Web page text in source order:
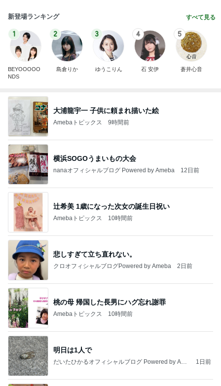
新登場ランキング すべて見る
1
BEYOOOOO
NDS
2
島倉りか
3
ゆうこりん
4
石 安伊
5
蒼井心音
大浦龍宇一 子供に頼まれ描いた絵
Amebaトピックス 9時間前
横浜SOGOうまいもの大会
nanaオフィシャルブログ Powered by Ameba 12日前
辻希美 1歳になった次女の誕生日祝い
Amebaトピックス 10時間前
悲しすぎて立ち直れない。
クロオフィシャルブログPowered by Ameba 2日前
桃の母 帰国した長男にハグ忘れ謝罪
Amebaトピックス 10時間前
明日は1人で
だいたひかるオフィシャルブログ Powered by Ame
1日前